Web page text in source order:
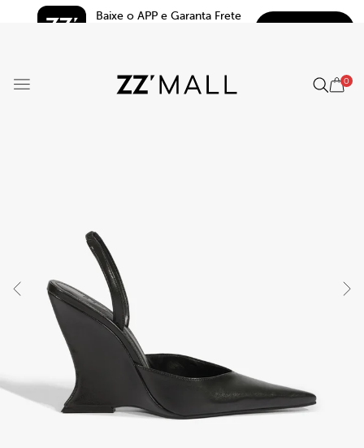
Baixe o APP e Garanta Frete
0